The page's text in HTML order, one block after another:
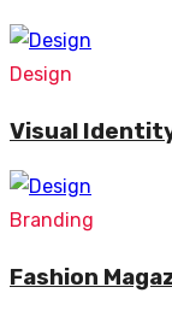
Design
Visual
Branding
Fashion